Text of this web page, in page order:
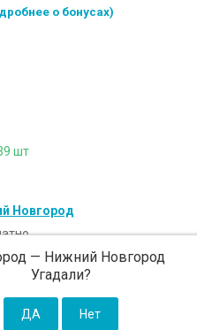
о бонусах)
шт
Новгород
— Нижний Новгород
Угадали?
- 300 ₽ (от 5 000 ₽